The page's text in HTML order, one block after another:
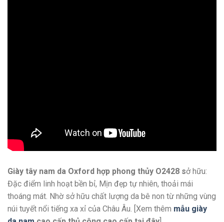
Giày tây nam da Oxford hợp phong thủy O2428 sở hữu:
Đặc điểm linh hoạt bền bỉ, Mịn đẹp tự nhiên, thoải mái
thoáng mát. Nhờ sở hữu chất lượng da bê non từ những vùng
núi tuyết nổi tiếng xa xỉ của Châu Âu. [Xem thêm mẫu giày